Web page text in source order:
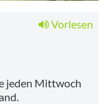
Vorlesen
jeden Mittwoch